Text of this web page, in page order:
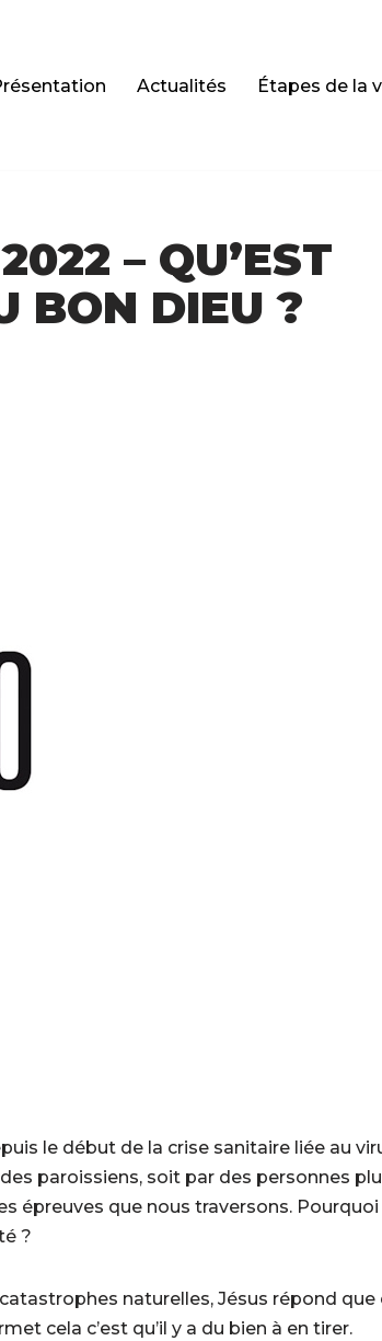
Actualités Étapes de la
– QU’EST
BON DIEU ?
le début de la crise sanitaire liée au
paroissiens, soit par des personnes
épreuves que nous traversons. Pourquoi
?
naturelles, Jésus répond que
cela c’est qu’il y a du bien à en tirer.